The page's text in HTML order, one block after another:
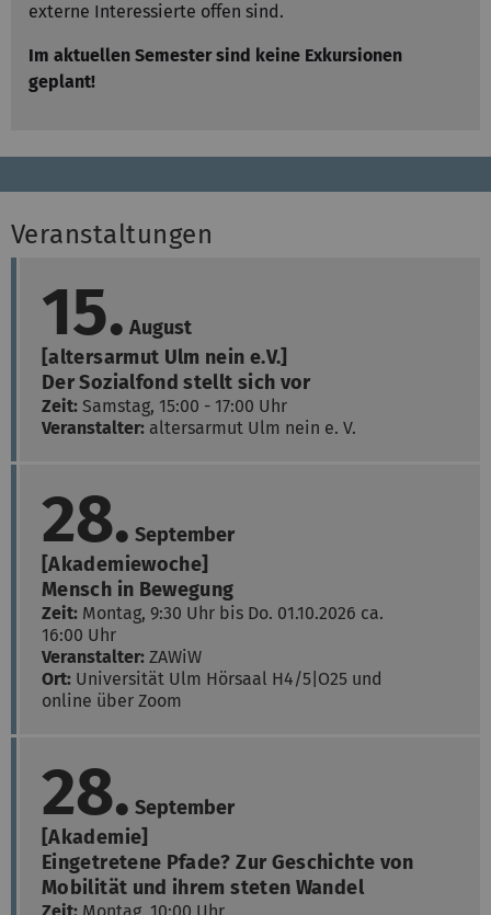
externe Interessierte offen sind.
Im aktuellen Semester sind keine Exkursionen
geplant!
Veranstaltungen
15. August
[altersarmut Ulm nein e.V.]
Der Sozialfond stellt sich vor
Zeit: Samstag, 15:00 - 17:00 Uhr
Veranstalter: altersarmut Ulm nein e. V.
28. September
[Akademiewoche]
Mensch in Bewegung
Zeit: Montag, 9:30 Uhr bis Do. 01.10.2026 ca.
16:00 Uhr
Veranstalter: ZAWiW
Ort: Universität Ulm Hörsaal H4/5|O25 und
online über Zoom
28. September
[Akademie]
Eingetretene Pfade? Zur Geschichte von
Mobilität und ihrem steten Wandel